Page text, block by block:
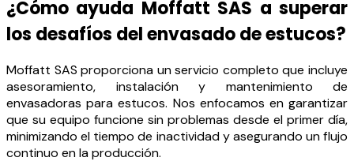
¿Cómo ayuda Moffatt SAS a superar
los desafíos del envasado de estucos?
Moffatt SAS proporciona un servicio completo que incluye
asesoramiento, instalación y mantenimiento de
envasadoras para estucos. Nos enfocamos en garantizar
que su equipo funcione sin problemas desde el primer día,
minimizando el tiempo de inactividad y asegurando un flujo
continuo en la producción.